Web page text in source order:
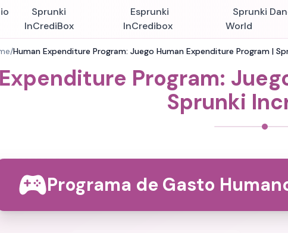
Sprunki
InCrediBox
Esprunki
InCredibox
Sprunki
World
/Human Expenditure Program: Juego Human Expenditure Program |
Program:
Sprunki
Programa de Gasto